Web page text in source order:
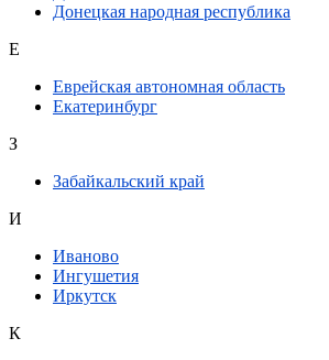
Донецкая народная республика
Е
Еврейская автономная область
Екатеринбург
З
Забайкальский край
И
Иваново
Ингушетия
Иркутск
К